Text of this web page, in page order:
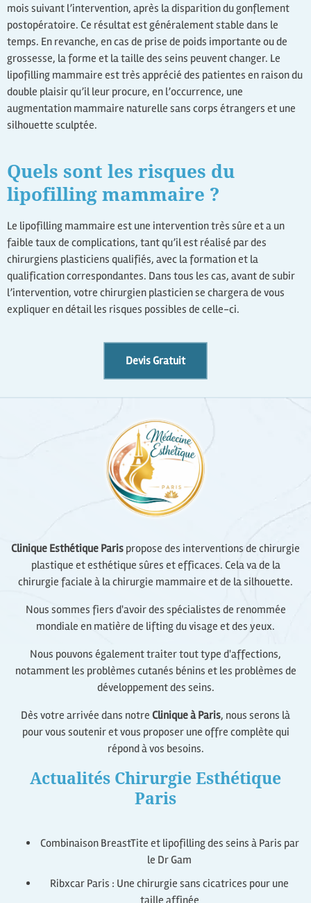
mois suivant l’intervention, après la disparition du gonflement
postopératoire. Ce résultat est généralement stable dans le
temps. En revanche, en cas de prise de poids importante ou de
grossesse, la forme et la taille des seins peuvent changer. Le
lipofilling mammaire est très apprécié des patientes en raison du
double plaisir qu’il leur procure, en l’occurrence, une
augmentation mammaire naturelle sans corps étrangers et une
silhouette sculptée.
Quels sont les risques du
lipofilling mammaire ?
Le lipofilling mammaire est une intervention très sûre et a un
faible taux de complications, tant qu’il est réalisé par des
chirurgiens plasticiens qualifiés, avec la formation et la
qualification correspondantes. Dans tous les cas, avant de subir
l’intervention, votre chirurgien plasticien se chargera de vous
expliquer en détail les risques possibles de celle-ci.
Devis Gratuit
Clinique Esthétique Paris propose des interventions de chirurgie
plastique et esthétique sûres et efficaces. Cela va de la
chirurgie faciale à la chirurgie mammaire et de la silhouette.
Nous sommes fiers d'avoir des spécialistes de renommée
mondiale en matière de lifting du visage et des yeux.
Nous pouvons également traiter tout type d'affections,
notamment les problèmes cutanés bénins et les problèmes de
développement des seins.
Dès votre arrivée dans notre Clinique à Paris, nous serons là
pour vous soutenir et vous proposer une offre complète qui
répond à vos besoins.
Actualités Chirurgie Esthétique
Paris
Combinaison BreastTite et lipofilling des seins à Paris par
le Dr Gam
Ribxcar Paris : Une chirurgie sans cicatrices pour une